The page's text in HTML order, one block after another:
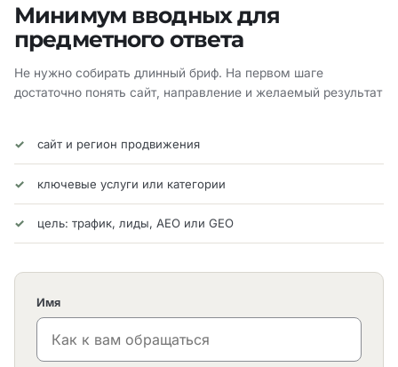
Минимум вводных для
предметного ответа
Не нужно собирать длинный бриф. На первом шаге
достаточно понять сайт, направление и желаемый результат
сайт и регион продвижения
ключевые услуги или категории
цель: трафик, лиды, AEO или GEO
Имя